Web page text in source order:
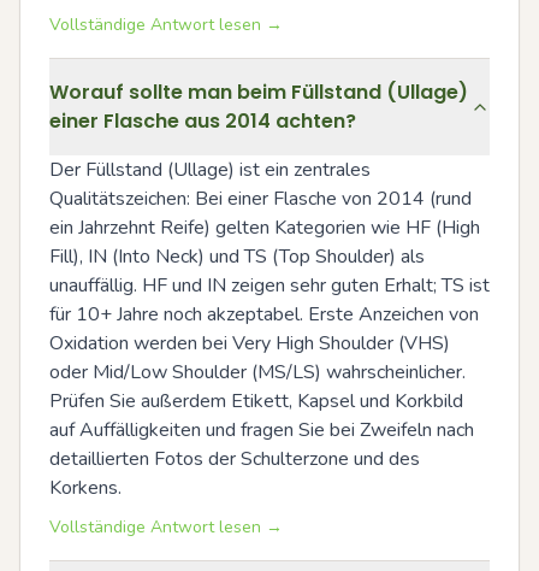
Vollständige Antwort lesen →
Worauf sollte man beim Füllstand (Ullage)
einer Flasche aus 2014 achten?
Der Füllstand (Ullage) ist ein zentrales
Qualitätszeichen: Bei einer Flasche von 2014 (rund
ein Jahrzehnt Reife) gelten Kategorien wie HF (High
Fill), IN (Into Neck) und TS (Top Shoulder) als
unauffällig. HF und IN zeigen sehr guten Erhalt; TS ist
für 10+ Jahre noch akzeptabel. Erste Anzeichen von
Oxidation werden bei Very High Shoulder (VHS)
oder Mid/Low Shoulder (MS/LS) wahrscheinlicher.
Prüfen Sie außerdem Etikett, Kapsel und Korkbild
auf Auffälligkeiten und fragen Sie bei Zweifeln nach
detaillierten Fotos der Schulterzone und des
Korkens.
Vollständige Antwort lesen →